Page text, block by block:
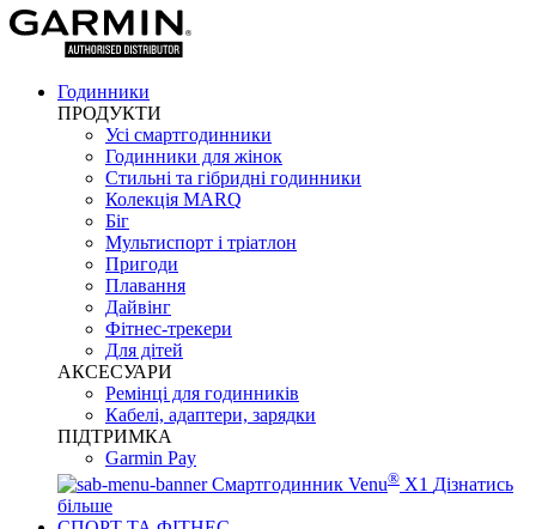
Годинники
ПРОДУКТИ
Усі смартгодинники
Годинники для жінок
Стильні та гібридні годинники
Колекція MARQ
Біг
Мультиспорт і тріатлон
Пригоди
Плавання
Дайвінг
Фітнес-трекери
Для дітей
АКСЕСУАРИ
Ремінці для годинників
Кабелі, адаптери, зарядки
ПІДТРИМКА
Garmin Pay
Смартгодинник Venu® X1 Дізнатись
більше